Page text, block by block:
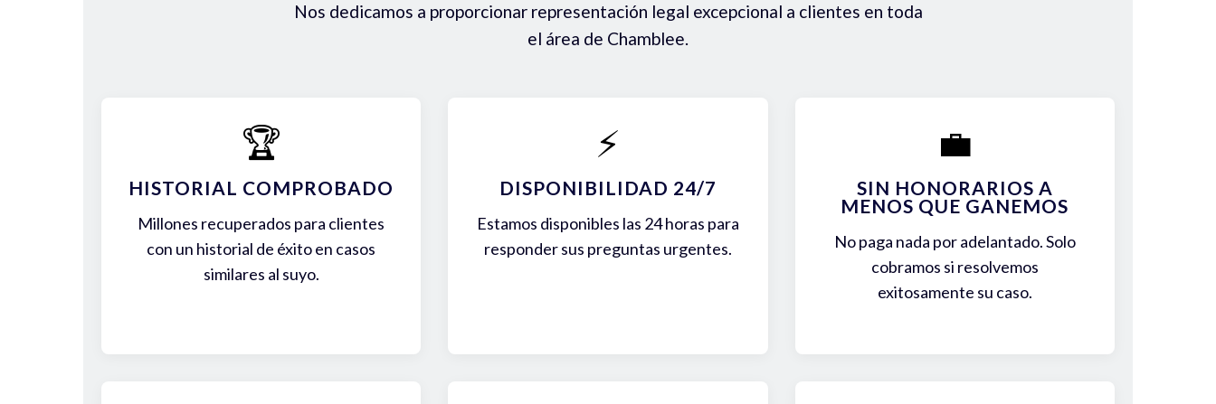
Nos dedicamos a proporcionar representación legal excepcional a clientes en toda
el área de Chamblee.
🏆
HISTORIAL COMPROBADO
Millones recuperados para clientes
con un historial de éxito en casos
similares al suyo.
⚡
DISPONIBILIDAD 24/7
Estamos disponibles las 24 horas para
responder sus preguntas urgentes.
💼
SIN HONORARIOS A
MENOS QUE GANEMOS
No paga nada por adelantado. Solo
cobramos si resolvemos
exitosamente su caso.